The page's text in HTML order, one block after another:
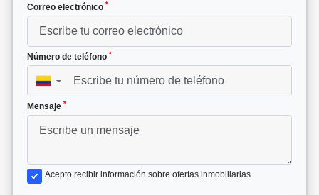
Correo electrónico *
Número de teléfono *
▼
Mensaje *
Acepto recibir información sobre ofertas inmobiliarias